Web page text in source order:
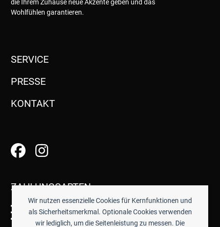
Wir nutzen essenzielle Cookies für Kernfunktionen und
als Sicherheitsmerkmal. Optionale Cookies verwenden
wir lediglich, um die Seitenleistung zu messen. Die
die Ihrem Zuhause neue Akzente geben und das
Wohlfühlen garantieren.
SERVICE
PRESSE
KONTAKT
ZAHLUNGSARTEN